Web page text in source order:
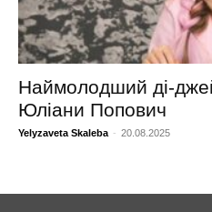
Наймолодший ді-джей
Юліани Попович
Yelyzaveta Skaleba - 20.08.2025